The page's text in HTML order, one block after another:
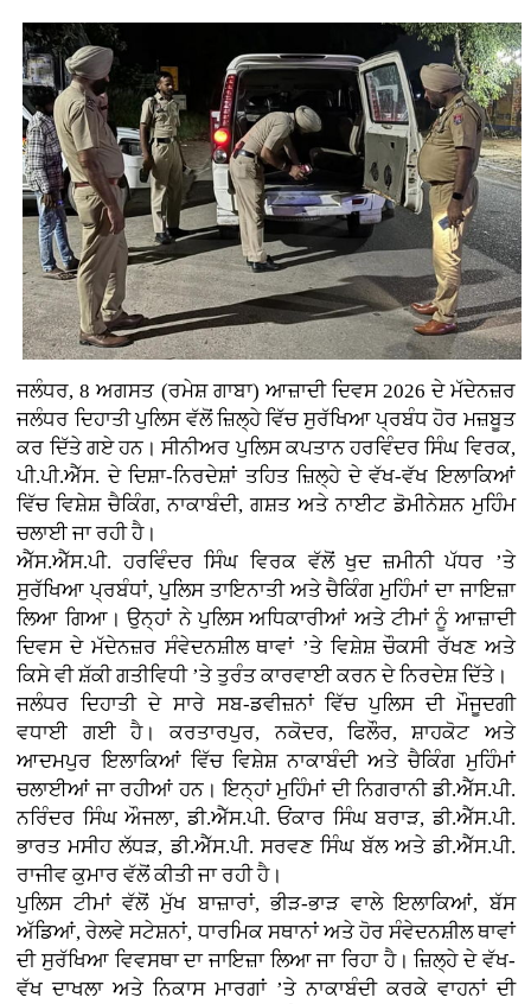
ਜਲੰਧਰ, 8 ਅਗਸਤ (ਰਮੇਸ਼ ਗਾਬਾ) ਆਜ਼ਾਦੀ ਦਿਵਸ 2026 ਦੇ ਮੱਦੇਨਜ਼ਰ
ਜਲੰਧਰ ਦਿਹਾਤੀ ਪੁਲਿਸ ਵੱਲੋਂ ਜ਼ਿਲ੍ਹੇ ਵਿੱਚ ਸੁਰੱਖਿਆ ਪ੍ਰਬੰਧ ਹੋਰ ਮਜ਼ਬੂਤ
ਕਰ ਦਿੱਤੇ ਗਏ ਹਨ। ਸੀਨੀਅਰ ਪੁਲਿਸ ਕਪਤਾਨ ਹਰਵਿੰਦਰ ਸਿੰਘ ਵਿਰਕ,
ਪੀ.ਪੀ.ਐੱਸ. ਦੇ ਦਿਸ਼ਾ-ਨਿਰਦੇਸ਼ਾਂ ਤਹਿਤ ਜ਼ਿਲ੍ਹੇ ਦੇ ਵੱਖ-ਵੱਖ ਇਲਾਕਿਆਂ
ਵਿੱਚ ਵਿਸ਼ੇਸ਼ ਚੈਕਿੰਗ, ਨਾਕਾਬੰਦੀ, ਗਸ਼ਤ ਅਤੇ ਨਾਈਟ ਡੋਮੀਨੇਸ਼ਨ ਮੁਹਿੰਮ
ਚਲਾਈ ਜਾ ਰਹੀ ਹੈ।
ਐੱਸ.ਐੱਸ.ਪੀ. ਹਰਵਿੰਦਰ ਸਿੰਘ ਵਿਰਕ ਵੱਲੋਂ ਖੁਦ ਜ਼ਮੀਨੀ ਪੱਧਰ ’ਤੇ
ਸੁਰੱਖਿਆ ਪ੍ਰਬੰਧਾਂ, ਪੁਲਿਸ ਤਾਇਨਾਤੀ ਅਤੇ ਚੈਕਿੰਗ ਮੁਹਿੰਮਾਂ ਦਾ ਜਾਇਜ਼ਾ
ਲਿਆ ਗਿਆ। ਉਨ੍ਹਾਂ ਨੇ ਪੁਲਿਸ ਅਧਿਕਾਰੀਆਂ ਅਤੇ ਟੀਮਾਂ ਨੂੰ ਆਜ਼ਾਦੀ
ਦਿਵਸ ਦੇ ਮੱਦੇਨਜ਼ਰ ਸੰਵੇਦਨਸ਼ੀਲ ਥਾਵਾਂ ’ਤੇ ਵਿਸ਼ੇਸ਼ ਚੌਕਸੀ ਰੱਖਣ ਅਤੇ
ਕਿਸੇ ਵੀ ਸ਼ੱਕੀ ਗਤੀਵਿਧੀ ’ਤੇ ਤੁਰੰਤ ਕਾਰਵਾਈ ਕਰਨ ਦੇ ਨਿਰਦੇਸ਼ ਦਿੱਤੇ।
ਜਲੰਧਰ ਦਿਹਾਤੀ ਦੇ ਸਾਰੇ ਸਬ-ਡਵੀਜ਼ਨਾਂ ਵਿੱਚ ਪੁਲਿਸ ਦੀ ਮੌਜੂਦਗੀ
ਵਧਾਈ ਗਈ ਹੈ। ਕਰਤਾਰਪੁਰ, ਨਕੋਦਰ, ਫਿਲੌਰ, ਸ਼ਾਹਕੋਟ ਅਤੇ
ਆਦਮਪੁਰ ਇਲਾਕਿਆਂ ਵਿੱਚ ਵਿਸ਼ੇਸ਼ ਨਾਕਾਬੰਦੀ ਅਤੇ ਚੈਕਿੰਗ ਮੁਹਿੰਮਾਂ
ਚਲਾਈਆਂ ਜਾ ਰਹੀਆਂ ਹਨ। ਇਨ੍ਹਾਂ ਮੁਹਿੰਮਾਂ ਦੀ ਨਿਗਰਾਨੀ ਡੀ.ਐੱਸ.ਪੀ.
ਨਰਿੰਦਰ ਸਿੰਘ ਔਜਲਾ, ਡੀ.ਐੱਸ.ਪੀ. ਓਂਕਾਰ ਸਿੰਘ ਬਰਾੜ, ਡੀ.ਐੱਸ.ਪੀ.
ਭਾਰਤ ਮਸੀਹ ਲੱਧੜ, ਡੀ.ਐੱਸ.ਪੀ. ਸਰਵਣ ਸਿੰਘ ਬੱਲ ਅਤੇ ਡੀ.ਐੱਸ.ਪੀ.
ਰਾਜੀਵ ਕੁਮਾਰ ਵੱਲੋਂ ਕੀਤੀ ਜਾ ਰਹੀ ਹੈ।
ਪੁਲਿਸ ਟੀਮਾਂ ਵੱਲੋਂ ਮੁੱਖ ਬਾਜ਼ਾਰਾਂ, ਭੀੜ-ਭਾੜ ਵਾਲੇ ਇਲਾਕਿਆਂ, ਬੱਸ
ਅੱਡਿਆਂ, ਰੇਲਵੇ ਸਟੇਸ਼ਨਾਂ, ਧਾਰਮਿਕ ਸਥਾਨਾਂ ਅਤੇ ਹੋਰ ਸੰਵੇਦਨਸ਼ੀਲ ਥਾਵਾਂ
ਦੀ ਸੁਰੱਖਿਆ ਵਿਵਸਥਾ ਦਾ ਜਾਇਜ਼ਾ ਲਿਆ ਜਾ ਰਿਹਾ ਹੈ। ਜ਼ਿਲ੍ਹੇ ਦੇ ਵੱਖ-
ਵੱਖ ਦਾਖਲਾ ਅਤੇ ਨਿਕਾਸ ਮਾਰਗਾਂ ’ਤੇ ਨਾਕਾਬੰਦੀ ਕਰਕੇ ਵਾਹਨਾਂ ਦੀ